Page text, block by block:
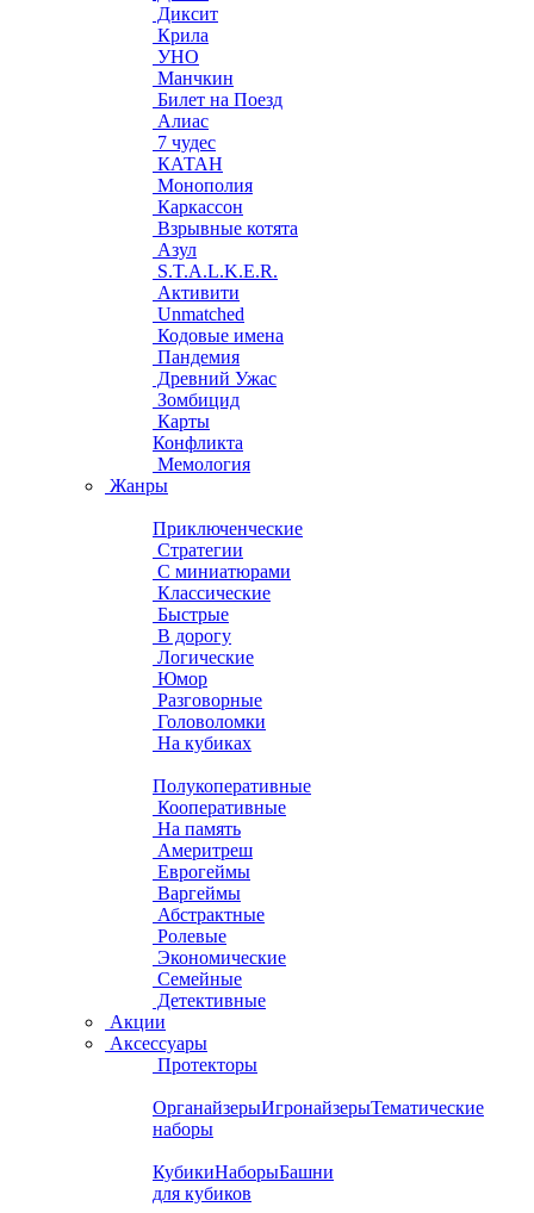
Диксит
Крила
УНО
Манчкин
Билет на Поезд
Алиас
7 чудес
КАТАН
Монополия
Каркассон
Взрывные котята
Азул
S.T.A.L.K.E.R.
Активити
Unmatched
Кодовые имена
Пандемия
Древний Ужас
Зомбицид
Карты
Конфликта
Мемология
Жанры
Приключенческие
Стратегии
С миниатюрами
Классические
Быстрые
В дорогу
Логические
Юмор
Разговорные
Головоломки
На кубиках
Полукоперативные
Кооперативные
На память
Америтреш
Еврогеймы
Варгеймы
Абстрактные
Ролевые
Экономические
Семейные
Детективные
Акции
Аксессуары
Протекторы
ОрганайзерыИгронайзерыТематические
наборы
КубикиНаборыБашни
для кубиков